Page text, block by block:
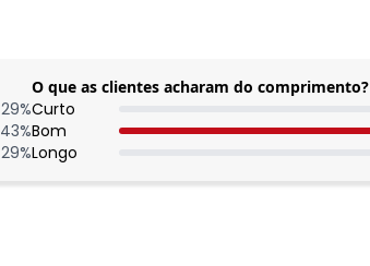
29%
43%
29%
O que as clientes acharam do comprimento?
Curto
Bom
Longo